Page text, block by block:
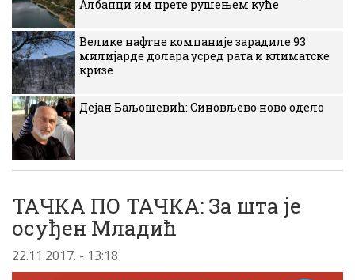
Албанци им прете рушењем куће
Велике нафтне компаније зарадиле 93
милијарде долара усред рата и климатске
кризе
Дејан Баљошевић: Синовљево ново одело
ТАЧКА ПО ТАЧКА: За шта је
осуђен Младић
22.11.2017. - 13:18